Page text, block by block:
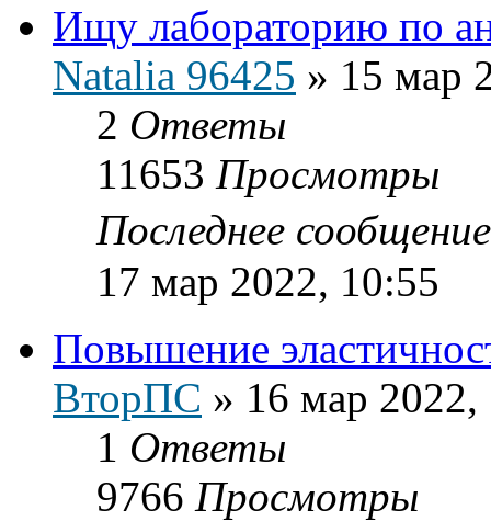
Ищу лабораторию по
Natalia 96425 » 15 мар
2 Ответы
11653 Просмотры
Последнее
17 мар 2022, 10:55
Повышение
ВторПС » 16 мар 2022,
1 Ответы
9766 Просмотры